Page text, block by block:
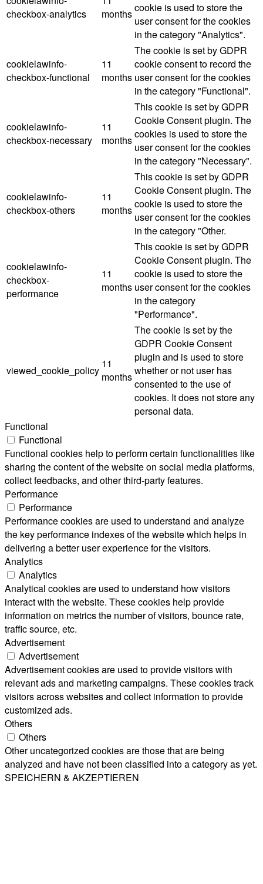
checkbox-analytics
monthscookie is used to store the
user consent for the cookies
in the category "Analytics".
cookielawinfo-
checkbox-functional
11
months
The cookie is set by GDPR
cookie consent to record the
user consent for the cookies
in the category "Functional".
cookielawinfo-
checkbox-necessary
11
months
This cookie is set by GDPR
Cookie Consent plugin. The
cookies is used to store the
user consent for the cookies
in the category "Necessary".
cookielawinfo-
checkbox-others
11
months
This cookie is set by GDPR
Cookie Consent plugin. The
cookie is used to store the
user consent for the cookies
in the category "Other.
cookielawinfo-
checkbox-
performance
11
months
This cookie is set by GDPR
Cookie Consent plugin. The
cookie is used to store the
user consent for the cookies
in the category
"Performance".
viewed_cookie_policy
11
months
The cookie is set by the
GDPR Cookie Consent
plugin and is used to store
whether or not user has
consented to the use of
cookies. It does not store any
personal data.
Functional
Functional
Functional cookies help to perform certain functionalities like
sharing the content of the website on social media platforms,
collect feedbacks, and other third-party features.
Performance
Performance
Performance cookies are used to understand and analyze
the key performance indexes of the website which helps in
delivering a better user experience for the visitors.
Analytics
Analytics
Analytical cookies are used to understand how visitors
interact with the website. These cookies help provide
information on metrics the number of visitors, bounce rate,
traffic source, etc.
Advertisement
Advertisement
Advertisement cookies are used to provide visitors with
relevant ads and marketing campaigns. These cookies track
visitors across websites and collect information to provide
customized ads.
Others
Others
Other uncategorized cookies are those that are being
analyzed and have not been classified into a category as yet.
SPEICHERN & AKZEPTIEREN